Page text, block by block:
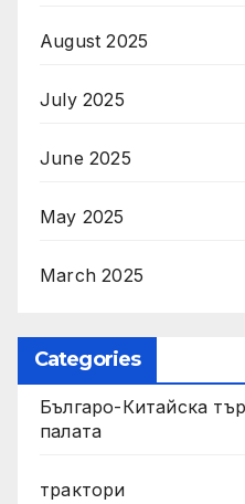
August 2025
July 2025
June 2025
May 2025
March 2025
Categories
Българо-Китайска
палата
трактори